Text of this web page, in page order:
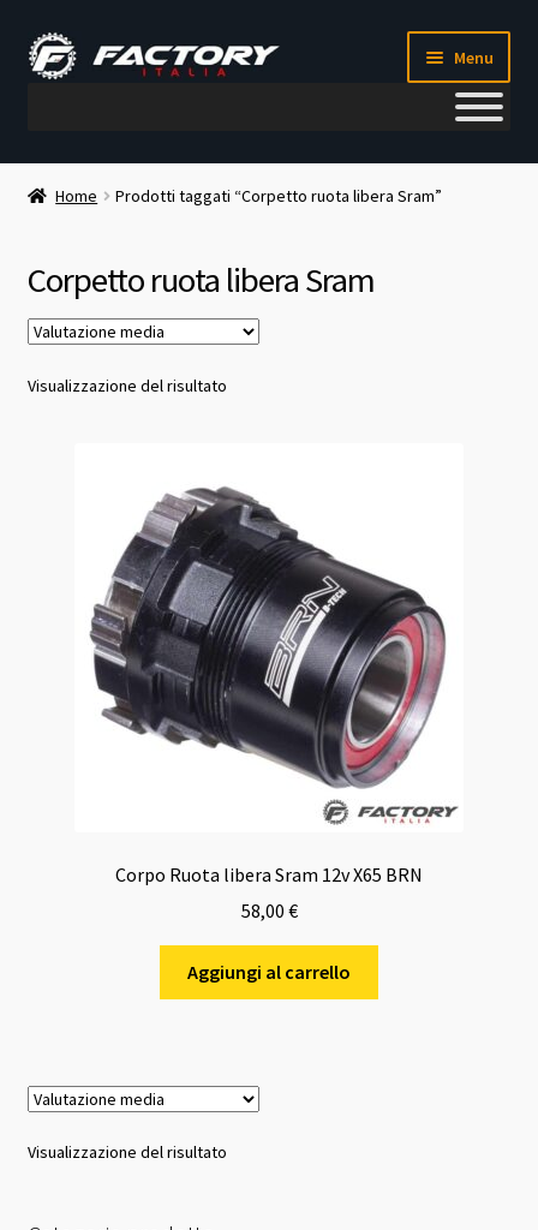
Vai
alla
Vai
al
Menu
Il mio account
Chi siamo
Home Prodotti taggati “Corpetto ruota libera Sram”
Corpetto ruota libera Sram
Visualizzazione del risultato
Corpo Ruota libera Sram 12v X65 BRN
58,00 €
Aggiungi al carrello
Visualizzazione del risultato